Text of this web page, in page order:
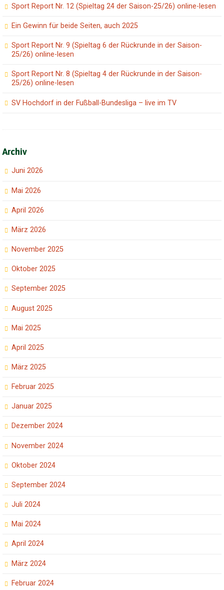
Sport Report Nr. 12 (Spieltag 24 der Saison-25/26) online-lesen
Ein Gewinn für beide Seiten, auch 2025
Sport Report Nr. 9 (Spieltag 6 der Rückrunde in der Saison-
25/26) online-lesen
Sport Report Nr. 8 (Spieltag 4 der Rückrunde in der Saison-
25/26) online-lesen
SV Hochdorf in der Fußball-Bundesliga – live im TV
Archiv
Juni 2026
Mai 2026
April 2026
März 2026
November 2025
Oktober 2025
September 2025
August 2025
Mai 2025
April 2025
März 2025
Februar 2025
Januar 2025
Dezember 2024
November 2024
Oktober 2024
September 2024
Juli 2024
Mai 2024
April 2024
März 2024
Februar 2024